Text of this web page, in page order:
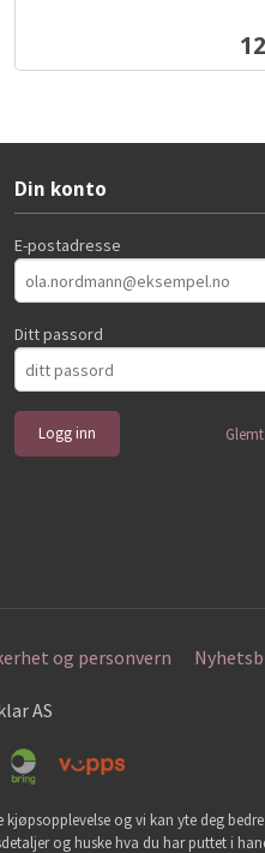
Din konto
E-postadresse
Ditt passord
og personvern
AS
og vi kan yte deg bedre
og huske hva du har puttet i